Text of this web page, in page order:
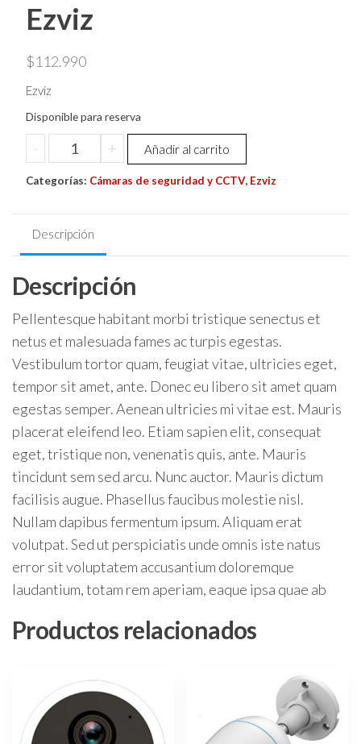
Ezviz
$112.990
Ezviz
Disponible para reserva
-
Camara
Pt
C8c
Fhd
Exterior
Ia
/
4mm
cantidad
+ Añadir al carrito
Categorías: Cámaras de seguridad y CCTV, Ezviz
Descripción
Descripción
Pellentesque habitant morbi tristique senectus et
netus et malesuada fames ac turpis egestas.
Vestibulum tortor quam, feugiat vitae, ultricies eget,
tempor sit amet, ante. Donec eu libero sit amet quam
egestas semper. Aenean ultricies mi vitae est. Mauris
placerat eleifend leo. Etiam sapien elit, consequat
eget, tristique non, venenatis quis, ante. Mauris
tincidunt sem sed arcu. Nunc auctor. Mauris dictum
facilisis augue. Phasellus faucibus molestie nisl.
Nullam dapibus fermentum ipsum. Aliquam erat
volutpat. Sed ut perspiciatis unde omnis iste natus
error sit voluptatem accusantium doloremque
laudantium, totam rem aperiam, eaque ipsa quae ab
Productos relacionados